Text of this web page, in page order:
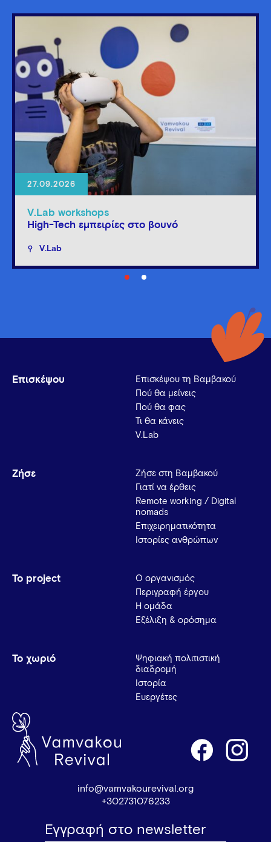
27.09.2026
V.Lab workshops
High-Tech εμπειρίες στο βουνό
V.Lab
Επισκέψου
Επισκέψου τη Βαμβακού
Πού θα μείνεις
Πού θα φας
Τι θα κάνεις
V.Lab
Ζήσε
Ζήσε στη Βαμβακού
Γιατί να έρθεις
Remote working / Digital
nomads
Επιχειρηματικότητα
Ιστορίες ανθρώπων
Το project
Ο οργανισμός
Περιγραφή έργου
Η ομάδα
Εξέλιξη & ορόσημα
Το χωριό
Ψηφιακή πολιτιστική
διαδρομή
Ιστορία
Ευεργέτες
info@vamvakourevival.org
+302731076233
Εγγραφή στο newsletter